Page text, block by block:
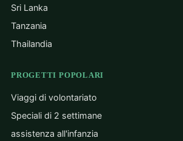
Sri Lanka
Tanzania
Thailandia
PROGETTI POPOLARI
Viaggi di volontariato
Speciali di 2 settimane
assistenza all'infanzia